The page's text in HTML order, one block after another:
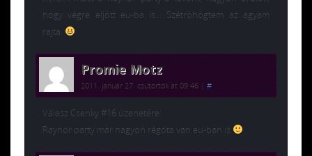
hogy végre eljött eu-ba is… Szétröhögtem az agyam
rajta.
Promie Motz
2011. január 27. csütörtök at 09:46 #
Válasz Csenky #16 üzenetére:
Raynor party már nagyon régóta van eu-ban is